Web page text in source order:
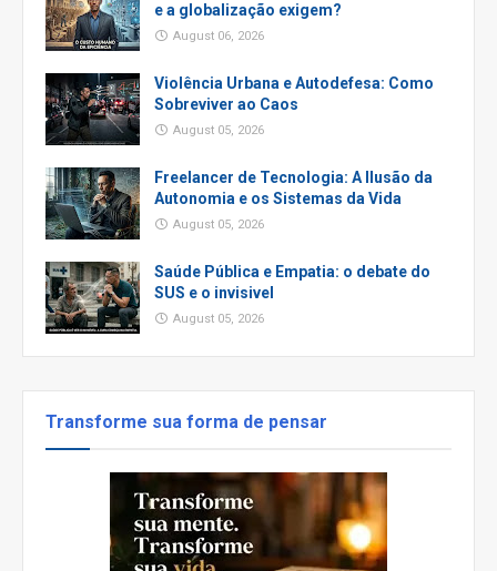
e a globalização exigem?
August 06, 2026
Violência Urbana e Autodefesa: Como
Sobreviver ao Caos
August 05, 2026
Freelancer de Tecnologia: A Ilusão da
Autonomia e os Sistemas da Vida
August 05, 2026
Saúde Pública e Empatia: o debate do
SUS e o invisivel
August 05, 2026
Transforme sua forma de pensar